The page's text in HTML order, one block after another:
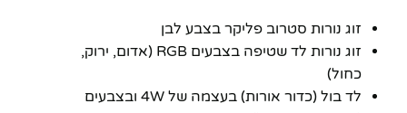
זוג נורות סטרוב פליקר בצבע לבן
זוג נורות לד שטיפה בצבעים RGB (אדום, ירוק,
כחול)
לד בול (כדור אורות) בעצמה של 4W ובצבעים